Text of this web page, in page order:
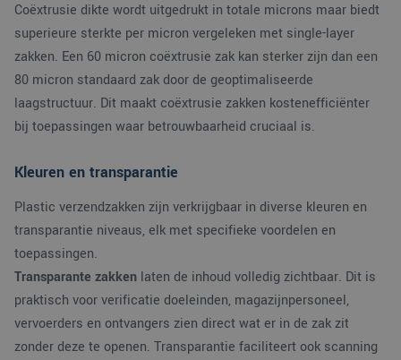
Coëxtrusie dikte wordt uitgedrukt in totale microns maar biedt
superieure sterkte per micron vergeleken met single-layer
zakken. Een 60 micron coëxtrusie zak kan sterker zijn dan een
80 micron standaard zak door de geoptimaliseerde
laagstructuur. Dit maakt coëxtrusie zakken kostenefficiënter
bij toepassingen waar betrouwbaarheid cruciaal is.
Kleuren en transparantie
Plastic verzendzakken zijn verkrijgbaar in diverse kleuren en
transparantie niveaus, elk met specifieke voordelen en
toepassingen.
Transparante zakken laten de inhoud volledig zichtbaar. Dit is
praktisch voor verificatie doeleinden, magazijnpersoneel,
vervoerders en ontvangers zien direct wat er in de zak zit
zonder deze te openen. Transparantie faciliteert ook scanning